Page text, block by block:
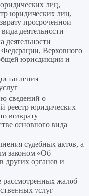
лиц,
юридических лиц,
просроченной
деятельности
деятельности
Верховного
юрисдикции и
сведений о
реестр юридических
возврату
основного вида
судебных актов, а
законом «Об
других органов и
рассмотренных жалоб
услуг